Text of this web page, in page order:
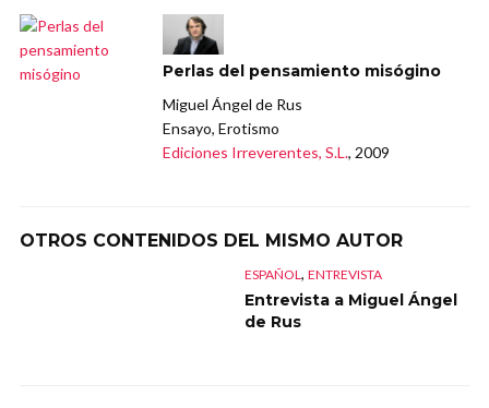
Perlas del pensamiento misógino
Miguel Ángel de Rus
Ensayo, Erotismo
Ediciones Irreverentes, S.L., 2009
OTROS CONTENIDOS DEL MISMO AUTOR
ESPAÑOL, ENTREVISTA
Entrevista a Miguel Ángel
de Rus